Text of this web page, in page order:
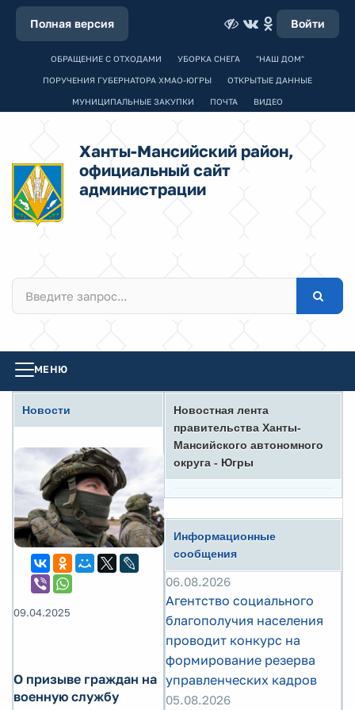
Полная версия Войти
ОБРАЩЕНИЕ С ОТХОДАМИ УБОРКА СНЕГА "НАШ ДОМ"
ПОРУЧЕНИЯ ГУБЕРНАТОРА ХМАО-ЮГРЫ ОТКРЫТЫЕ ДАННЫЕ
МУНИЦИПАЛЬНЫЕ ЗАКУПКИ ПОЧТА ВИДЕО
Ханты-Мансийский район,
официальный сайт
администрации
МЕНЮ
Новости
09.04.2025
О призыве граждан на
военную службу
Новостная лента
правительства Ханты-
Мансийского автономного
округа - Югры
Информационные
сообщения
06.08.2026
Агентство социального
благополучия населения
проводит конкурс на
формирование резерва
управленческих кадров
05.08.2026